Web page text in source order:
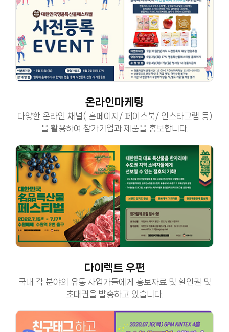
온라인마케팅
다양한 온라인 채널( 홈페이지/ 페이스북/ 인스타그램 등)
을 활용하여 참가기업과 제품을 홍보합니다.
다이렉트 우편
국내 각 분야의 유통 사업가들에게 홍보자료 및 할인권 및
초대권을 발송하고 있습니다.